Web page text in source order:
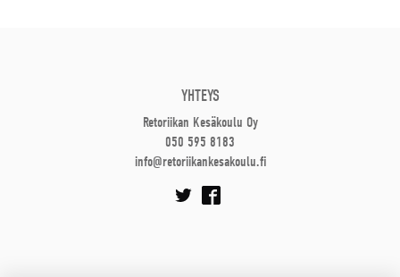
YHTEYS
Retoriikan Kesäkoulu Oy
050 595 8183
info@retoriikankesakoulu.fi